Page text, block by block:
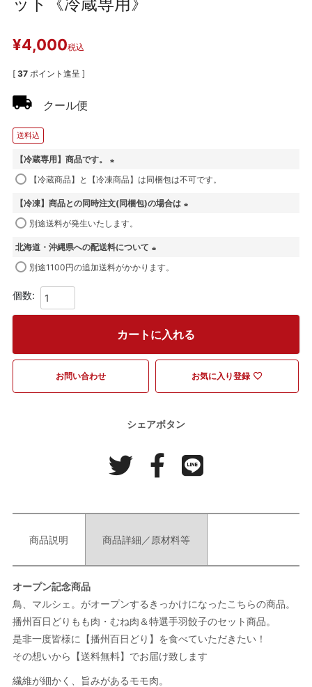
¥4,000税込
[ 37 ポイント進呈 ]
クール便
送料込
【冷蔵専用】商品です。
(
須
【冷蔵商品】と【冷凍商品】は同梱包は不可です。
【冷凍】商品との同時注文(同梱包)の場合は
別途送料が発生いたします。
北海道・沖縄県への配送料について
(
別途1100円の追加送料がかかります。
カートに入れる
お問い合わせ お気に入り登録
シェアボタン
商品説明 商品詳細／原材料等
オープン記念商品
鳥、マルシェ。がオープンするきっかけになったこちらの商品。
播州百日どりもも肉・むね肉＆特選手羽餃子のセット商品。
是非一度皆様に【播州百日どり】を食べていただきたい！
その想いから【送料無料】でお届け致します
繊維が細かく、旨みがあるモモ肉。